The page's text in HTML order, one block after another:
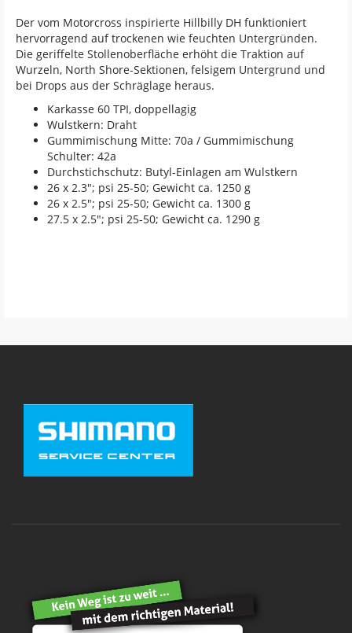
Der vom Motorcross inspirierte Hillbilly DH funktioniert
hervorragend auf trockenen wie feuchten Untergründen.
Die geriffelte Stollenoberfläche erhöht die Traktion auf
Wurzeln, North Shore-Sektionen, felsigem Untergrund und
bei Drops aus der Schräglage heraus.
Karkasse 60 TPI, doppellagig
Wulstkern: Draht
Gummimischung Mitte: 70a / Gummimischung
Schulter: 42a
Durchstichschutz: Butyl-Einlagen am Wulstkern
26 x 2.3"; psi 25-50; Gewicht ca. 1250 g
26 x 2.5"; psi 25-50; Gewicht ca. 1300 g
27.5 x 2.5"; psi 25-50; Gewicht ca. 1290 g